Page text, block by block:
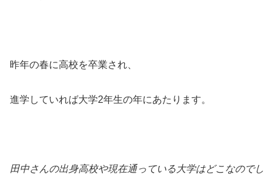
昨年の春に高校を卒業され、
進学していれば大学2年生の年にあたります。
田中さんの出身高校や現在通っている大学はどこなのでし